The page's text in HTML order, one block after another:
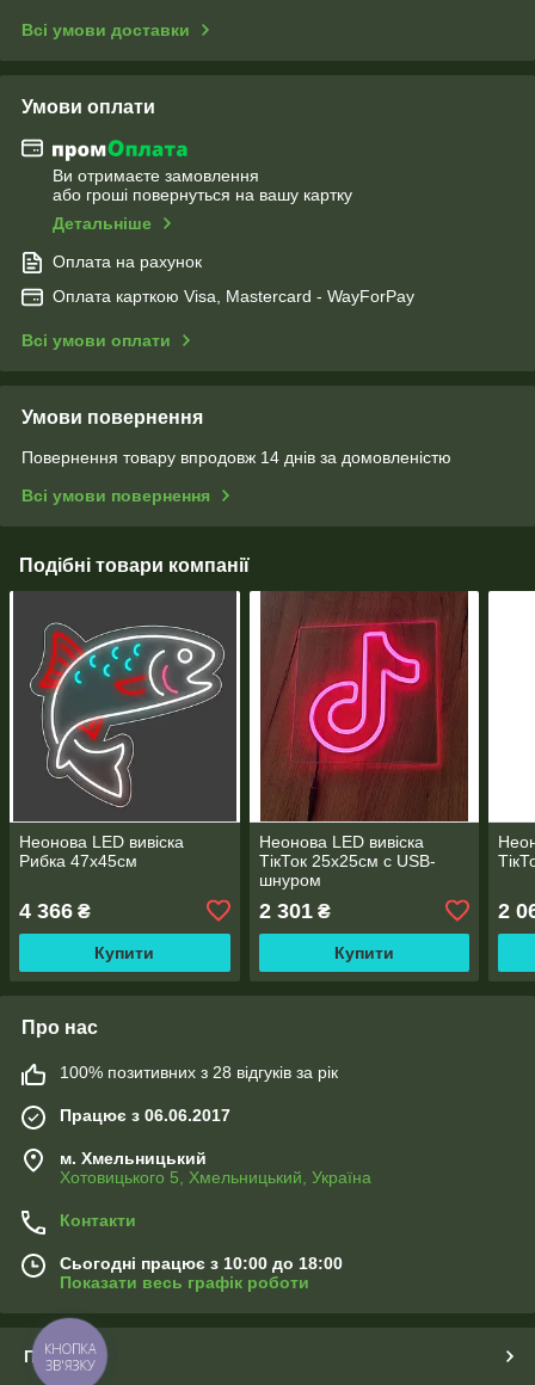
Всі умови доставки
Умови оплати
Ви отримаєте замовлення
або гроші повернуться на вашу картку
Детальніше
Оплата на рахунок
Оплата карткою Visa, Mastercard - WayForPay
Всі умови оплати
Умови повернення
Повернення товару впродовж 14 днів за домовленістю
Всі умови повернення
Подібні товари компанії
Неонова LED вивіска
Рибка 47х45см
4 366 ₴
Купити
Неонова LED вивіска
ТікТок 25х25см с USB-
шнуром
2 301₴
Купити
2
Про нас
100% позитивних з 28 відгуків за рік
Працює з 06.06.2017
м. Хмельницький
Хотовицького 5, Хмельницький, Україна
Контакти
Сьогодні працює з 10:00 до 18:00
Показати весь графік роботи
Про нас
КНОПКА
ЗВ'ЯЗКУ